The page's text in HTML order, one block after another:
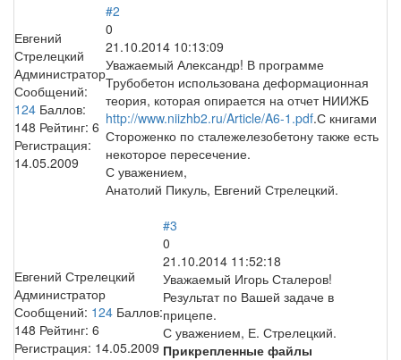
Евгений
Стрелецкий
Администратор
Сообщений:
124 Баллов:
148 Рейтинг: 6
Регистрация:
14.05.2009
#2
0
21.10.2014 10:13:09
Уважаемый Александр! В программе
Трубобетон использована деформационная
теория, которая опирается на отчет НИИЖБ
http://www.niizhb2.ru/Article/A6-1.pdf.С книгами
Стороженко по сталежелезобетону также есть
некоторое пересечение.
С уважением,
Анатолий Пикуль, Евгений Стрелецкий.
Евгений Стрелецкий
Администратор
Сообщений: 124 Баллов:
148 Рейтинг: 6
Регистрация: 14.05.2009
#3
0
21.10.2014 11:52:18
Уважаемый Игорь Сталеров!
Результат по Вашей задаче в
прицепе.
С уважением, Е. Стрелецкий.
Прикрепленные файлы